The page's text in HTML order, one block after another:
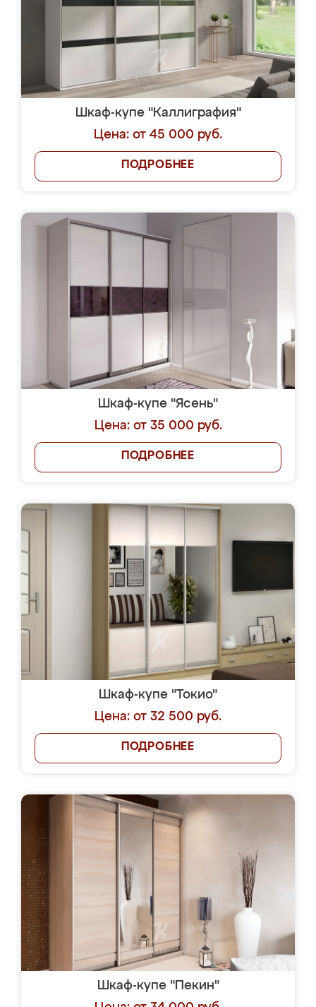
Шкаф-купе "Каллиграфия"
Цена: от 45 000 руб.
ПОДРОБНЕЕ
Шкаф-купе "Ясень"
Цена: от 35 000 руб.
ПОДРОБНЕЕ
Шкаф-купе "Токио"
Цена: от 32 500 руб.
ПОДРОБНЕЕ
Шкаф-купе "Пекин"